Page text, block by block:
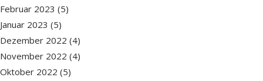
Februar 2023 (5)
Januar 2023 (5)
Dezember 2022 (4)
November 2022 (4)
Oktober 2022 (5)